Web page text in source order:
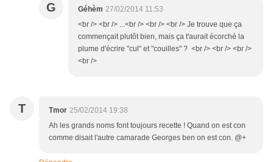
G Géhèm 27/02/2014 11:53
<br /> <br /> ...<br /> <br /> <br /> Je trouve que ça
commençait plutôt bien, mais ça t'aurait écorché la
plume d'écrire "cul" et "couilles" ? <br /> <br /> <br />
<br />
T Tmor 25/02/2014 19:38
Ah les grands noms font toujours recette ! Quand on est con
comme disait l'autre camarade Georges ben on est con. @+